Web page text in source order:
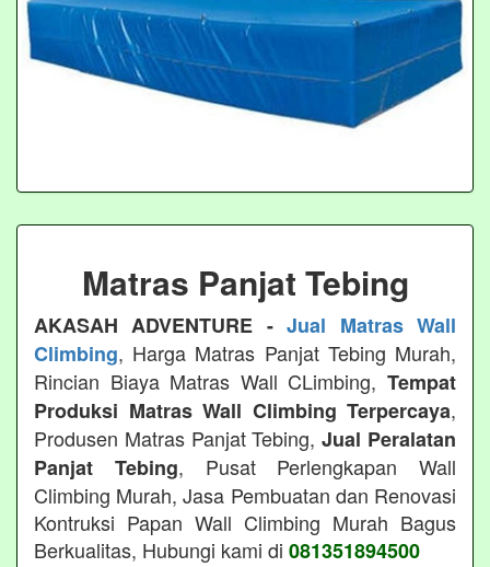
Matras Panjat Tebing
AKASAH ADVENTURE -Jual Matras Wall
Climbing, Harga Matras Panjat Tebing Murah,
Rincian Biaya Matras Wall CLimbing, Tempat
Produksi Matras Wall Climbing Terpercaya,
Produsen Matras Panjat Tebing,Jual Peralatan
Panjat Tebing, Pusat Perlengkapan Wall
Climbing Murah, Jasa Pembuatan dan Renovasi
Kontruksi Papan Wall Climbing Murah Bagus
Berkualitas, Hubungi kami di 081351894500